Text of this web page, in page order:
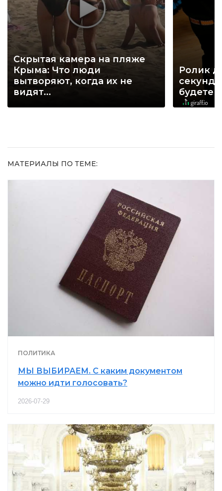
Скрытая камера на пляже
Крыма: Что люди
вытворяют, когда их не
видят...
Ролик
секунд,
будете
МАТЕРИАЛЫ ПО ТЕМЕ:
ПОЛИТИКА
МЫ ВЫБИРАЕМ. С каким документом
можно идти голосовать?
2026-07-29